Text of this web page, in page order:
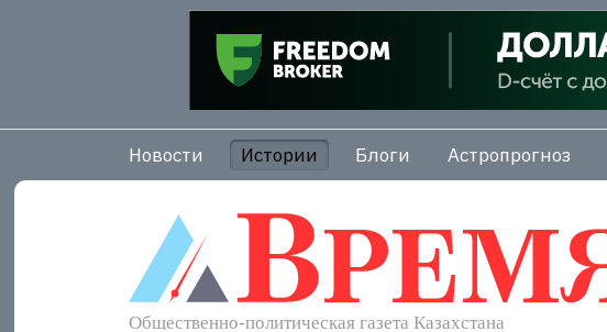
Новости Истории Блоги Астропрогноз